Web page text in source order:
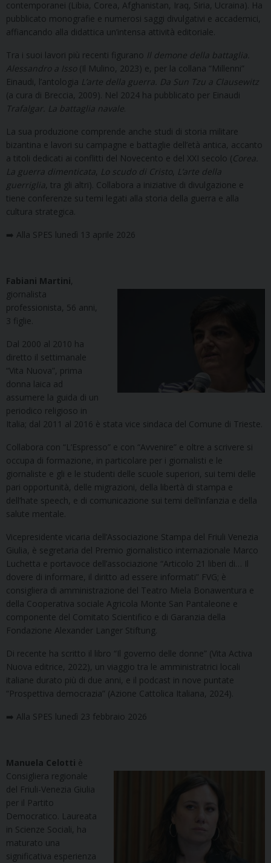
contemporanei (Libia, Corea, Afghanistan, Iraq, Siria, Ucraina). Ha
pubblicato monografie e numerosi saggi divulgativi e accademici,
affiancando alla didattica un’intensa attività editoriale.
Tra i suoi lavori più recenti figurano Il demone della battaglia.
Alessandro a Isso (Il Mulino, 2023) e, per la collana “Millenni”
Einaudi, l’antologia L’arte della guerra. Da Sun Tzu a Clausewitz
(a cura di Breccia, 2009). Nel 2024 ha pubblicato per Einaudi
Trafalgar. La battaglia navale
La sua produzione comprende anche studi di storia militare
bizantina e lavori su campagne e battaglie dell’età antica, accanto
a titoli dedicati ai conflitti del Novecento e del XXI secolo (Corea.
La guerra dimenticata Lo scudo di Cristo L’arte della
guerriglia , tra gli altri). Collabora a iniziative di divulgazione e
tiene conferenze su temi legati alla storia della guerra e alla
cultura strategica.
➡️ Alla SPES lunedì 13 aprile 2026
Fabiani Martini
giornalista
professionista, 56 anni,
3 figlie.
Dal 2000 al 2010 ha
diretto il settimanale
“Vita Nuova”, prima
donna laica ad
assumere la guida di un
periodico religioso in
Italia; dal 2011 al 2016 è stata vice sindaca del Comune di Trieste.
Collabora con “L’Espresso” e con “Avvenire” e oltre a scrivere si
occupa di formazione, in particolare per i giornalisti e le
giornaliste e gli e le studenti delle scuole superiori, sui temi delle
pari opportunità, delle migrazioni, della libertà di stampa e
dell’hate speech, e di comunicazione sui temi dell’infanzia e della
salute mentale.
Vicepresidente vicaria dell’Associazione Stampa del Friuli Venezia
Giulia, è segretaria del Premio giornalistico internazionale Marco
Luchetta e portavoce dell’associazione “Articolo 21 liberi di… Il
dovere di informare, il diritto ad essere informati” FVG; è
consigliera di amministrazione del Teatro Miela Bonawentura e
della Cooperativa sociale Agricola Monte San Pantaleone e
componente del Comitato Scientifico e di Garanzia della
Fondazione Alexander Langer Stiftung
Di recente ha scritto il libro “Il governo delle donne” (Vita Activa
Nuova editrice, 2022), un viaggio tra le amministratrici locali
italiane durato più di due anni, e il podcast in nove puntate
“Prospettiva democrazia” (Azione Cattolica Italiana, 2024).
➡️ Alla SPES lunedì 23 febbraio 2026
Manuela Celotti è
Consigliera regionale
del Friuli-Venezia Giulia
per il Partito
Democratico. Laureata
in Scienze Sociali, ha
maturato una
significativa esperienza